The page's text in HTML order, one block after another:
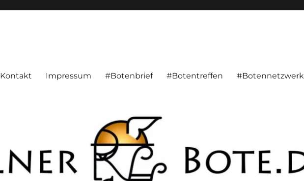
Kontakt Impressum #Botenbrief #Botentreffen #Botennetzwerk